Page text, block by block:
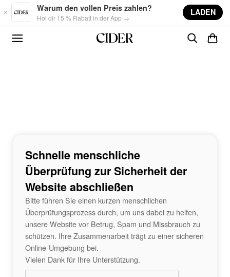
Skip to main content
Warum den vollen Preis zahlen?
Hol dir 15 % Rabatt in der App →
LADEN
Schnelle menschliche
Überprüfung zur Sicherheit der
Website abschließen
Bitte führen Sie einen kurzen menschlichen
Überprüfungsprozess durch, um uns dabei zu helfen,
unsere Website vor Betrug, Spam und Missbrauch zu
schützen. Ihre Zusammenarbeit trägt zu einer sicheren
Online-Umgebung bei.
Vielen Dank für Ihre Unterstützung.